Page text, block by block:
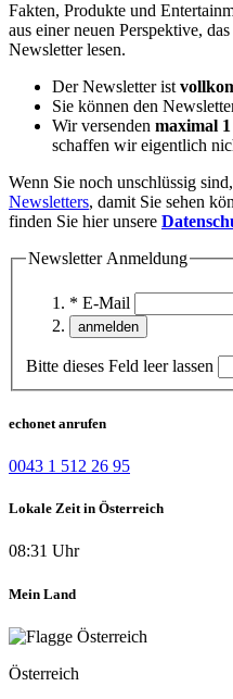
Fakten, Produkte und
aus einer neuen Perspektive,
Newsletter lesen.
Der Newsletter ist
Sie können den
Wir versenden maximal
schaffen wir eigentlich
Wenn Sie noch unschlüssig
Newsletters, damit Sie sehen
finden Sie hier unsere
Newsletter Anmeldung
* E-Mail
Bitte dieses Feld leer lassen
echonet anrufen
0043 1 512 26 95
Lokale Zeit in Österreich
08:31 Uhr
Mein Land
Österreich